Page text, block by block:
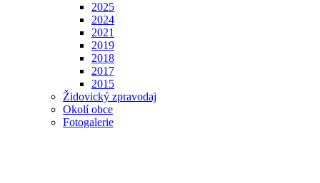
2025
2024
2021
2019
2018
2017
2015
Židovický zpravodaj
Okolí obce
Fotogalerie